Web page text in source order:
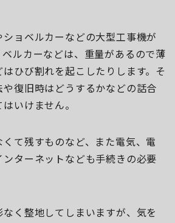
ョベルカーなどの大型工事機が
ルカーなどは、重量があるので薄
ひび割れを起こしたりします。そ
復旧時はどうするかなどの話合
いけません。
て残すものなど、また電気、電
ターネットなども手続きの必要
く整地してしまいますが、気を